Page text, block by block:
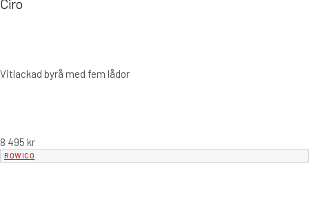
Ciro
Vitlackad byrå med fem lådor
8 495 kr
ROWICO